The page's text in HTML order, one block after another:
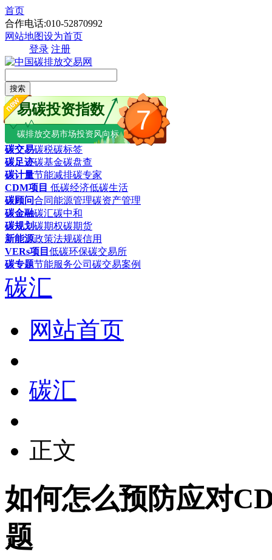
首页
合作电话:010-52870992
网站地图设为首页
登录 注册
搜索
7
易碳投资指数
碳排放交易市场投资风向标
碳交易碳税碳标签
碳足迹碳基金碳盘查
碳计量节能减排碳专家
CDM项目 低碳经济低碳生活
碳顾问合同能源管理碳资产管理
碳金融碳汇碳中和
碳规划碳期权碳期货
新能源政策法规碳信用
VERs项目 低碳环保碳交易所
碳专题节能服务公司 碳交易案例
碳汇
网站首页
碳汇
正文
如何怎么预防应对
题